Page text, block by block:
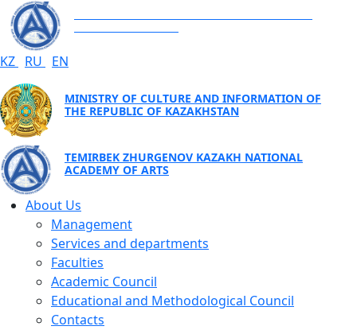
KZ RU EN
MINISTRY OF CULTURE AND INFORMATION OF
THE REPUBLIC OF KAZAKHSTAN
TEMIRBEK ZHURGENOV KAZAKH NATIONAL
ACADEMY OF ARTS
About Us
Management
Services and departments
Faculties
Academic Council
Educational and Methodological Council
Contacts